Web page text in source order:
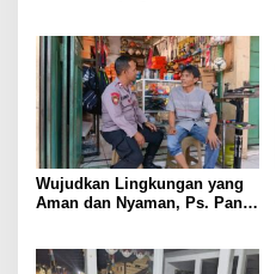
Wujudkan Lingkungan yang
Aman dan Nyaman, Ps. Panit
Cikijing